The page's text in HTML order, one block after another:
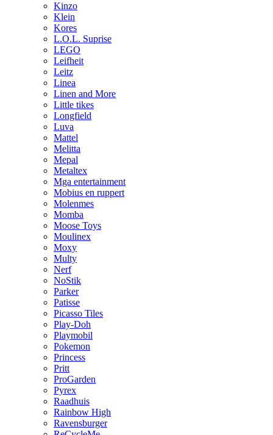
Kinzo
Klein
Kores
L.O.L. Suprise
LEGO
Leifheit
Leitz
Linea
Linen and More
Little tikes
Longfield
Luva
Mattel
Melitta
Mepal
Metaltex
Mga entertainment
Mobius en ruppert
Molenmes
Momba
Moose Toys
Moulinex
Moxy
Multy
Nerf
NoStik
Parker
Patisse
Picasso Tiles
Play-Doh
Playmobil
Pokemon
Princess
Pritt
ProGarden
Pyrex
Raadhuis
Rainbow High
Ravensburger